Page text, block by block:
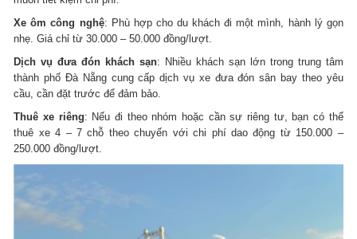
Xe ôm công nghệ: Phù hợp cho du khách đi một mình, hành lý gọn
nhẹ. Giá chỉ từ 30.000 – 50.000 đồng/lượt.
Dịch vụ đưa đón khách sạn: Nhiều khách sạn lớn trong trung tâm
thành phố Đà Nẵng cung cấp dịch vụ xe đưa đón sân bay theo yêu
cầu, cần đặt trước để đảm bảo.
Thuê xe riêng: Nếu đi theo nhóm hoặc cần sự riêng tư, bạn có thể
thuê xe 4 – 7 chỗ theo chuyến với chi phí dao động từ 150.000 –
250.000 đồng/lượt.